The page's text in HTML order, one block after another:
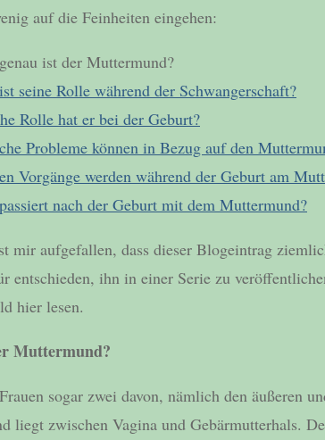
auf die Feinheiten eingehen:
ist der Muttermund?
seine Rolle während der Schwangerschaft?
Rolle hat er bei der Geburt?
Probleme können in Bezug auf den
Vorgänge werden während der Geburt am
nach der Geburt mit dem Muttermund?
mir aufgefallen, dass dieser Blogeintrag
entschieden, ihn in einer Serie zu
hier lesen.
Muttermund?
sogar zwei davon, nämlich den äußeren
liegt zwischen Vagina und Gebärmutterhals.